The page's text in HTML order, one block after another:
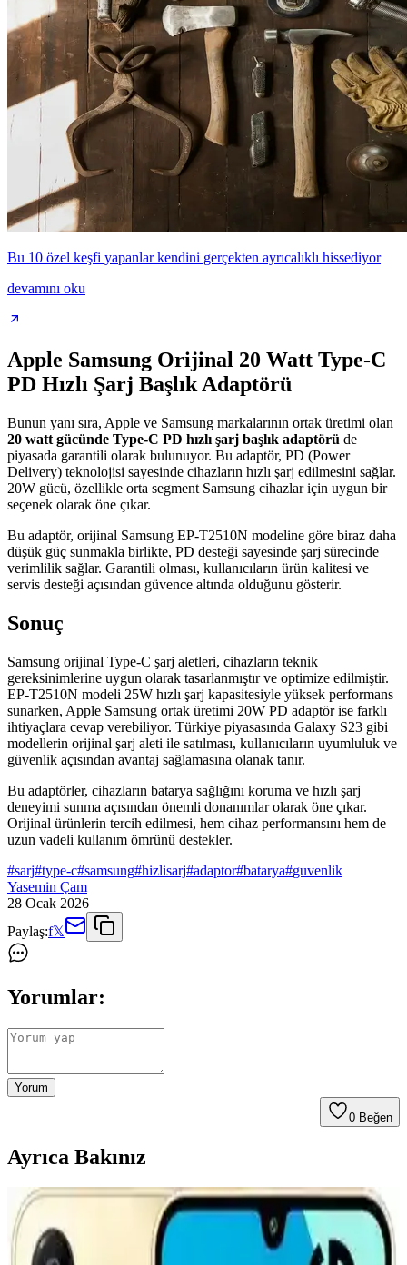
Bu 10 özel keşfi yapanlar kendini gerçekten ayrıcalıklı hissediyor
devamını oku
Apple Samsung Orijinal 20 Watt Type-C
PD Hızlı Şarj Başlık Adaptörü
Bunun yanı sıra, Apple ve Samsung markalarının ortak üretimi olan
20 watt gücünde Type-C PD hızlı şarj başlık adaptörü de
piyasada garantili olarak bulunuyor. Bu adaptör, PD (Power
Delivery) teknolojisi sayesinde cihazların hızlı şarj edilmesini sağlar.
20W gücü, özellikle orta segment Samsung cihazlar için uygun bir
seçenek olarak öne çıkar.
Bu adaptör, orijinal Samsung EP-T2510N modeline göre biraz daha
düşük güç sunmakla birlikte, PD desteği sayesinde şarj sürecinde
verimlilik sağlar. Garantili olması, kullanıcıların ürün kalitesi ve
servis desteği açısından güvence altında olduğunu gösterir.
Sonuç
Samsung orijinal Type-C şarj aletleri, cihazların teknik
gereksinimlerine uygun olarak tasarlanmıştır ve optimize edilmiştir.
EP-T2510N modeli 25W hızlı şarj kapasitesiyle yüksek performans
sunarken, Apple Samsung ortak üretimi 20W PD adaptör ise farklı
ihtiyaçlara cevap verebiliyor. Türkiye piyasasında Galaxy S23 gibi
modellerin orijinal şarj aleti ile satılması, kullanıcıların uyumluluk ve
güvenlik açısından avantaj sağlamasına olanak tanır.
Bu adaptörler, cihazların batarya sağlığını koruma ve hızlı şarj
deneyimi sunma açısından önemli donanımlar olarak öne çıkar.
Orijinal ürünlerin tercih edilmesi, hem cihaz performansını hem de
uzun vadeli kullanım ömrünü destekler.
#sarj#type-c#samsung#hizlisarj#adaptor#batarya#guvenlik
Yasemin Çam
28 Ocak 2026
Paylaş:f𝕏
Yorumlar:
Yorum
0 Beğen
Ayrıca Bakınız
CATL'nin İkinci Nesil Lityum Demir Fosfat
Bataryası ve Elektrikli Araç Teknolojisindeki
Yenilikler